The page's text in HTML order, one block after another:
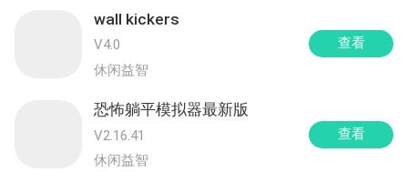
wall kickers
V4.0
休闲益智
查看
恐怖躺平模拟器最新版
V2.16.41
休闲益智
查看